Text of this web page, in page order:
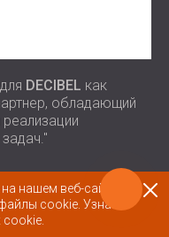
DECIBEL как
обладающий
нашем веб-сайте.
cookie. Узнайте